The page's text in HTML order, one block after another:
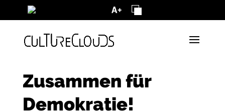
Zusammen für
Demokratie!